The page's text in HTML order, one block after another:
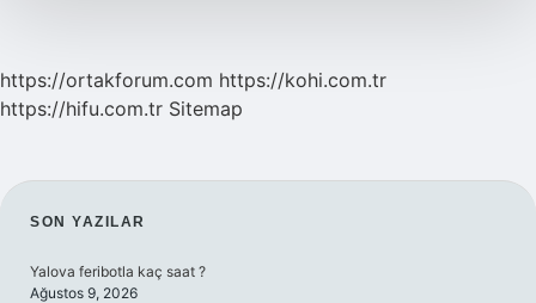
https://ortakforum.com https://kohi.com.tr
https://hifu.com.tr Sitemap
SIDEBAR
SON YAZILAR
Yalova feribotla kaç saat ?
Ağustos 9, 2026